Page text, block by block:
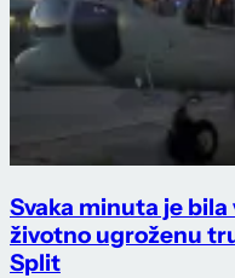
Svaka minuta je
životno ugroženu
Split